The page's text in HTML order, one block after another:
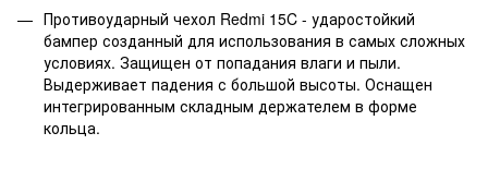
Противоударный чехол Redmi 15C - ударостойкий
бампер созданный для использования в самых сложных
условиях. Защищен от попадания влаги и пыли.
Выдерживает падения с большой высоты. Оснащен
интегрированным складным держателем в форме
кольца.